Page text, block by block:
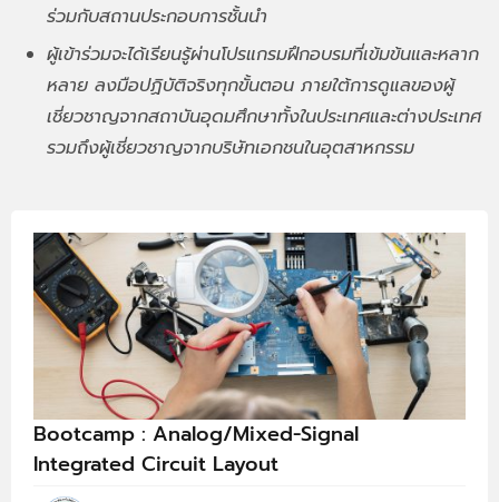
ร่วมกับสถานประกอบการชั้นนำ
ผู้เข้าร่วมจะได้เรียนรู้ผ่านโปรแกรมฝึกอบรมที่เข้มข้นและหลาก
หลาย ลงมือปฏิบัติจริงทุกขั้นตอน ภายใต้การดูแลของผู้
เชี่ยวชาญจากสถาบันอุดมศึกษาทั้งในประเทศและต่างประเทศ
รวมถึงผู้เชี่ยวชาญจากบริษัทเอกชนในอุตสาหกรรม
Bootcamp : Analog/Mixed-Signal
Integrated Circuit Layout